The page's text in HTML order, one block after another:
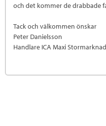
och det kommer de drabbade
Tack och välkommen önskar
Peter Danielsson
Handlare ICA Maxi